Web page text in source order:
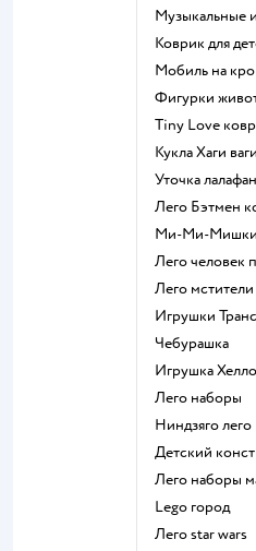
Музыкальные
Коврик для
Мобиль на
Фигурки
Tiny Love
Кукла Хаги ваги
Уточка
Лего Бэтмен
Ми-Ми-
Лего человек
Лего мстители
Игрушки
Чебурашка
Игрушка
Лего наборы
Ниндзяго лего
Детский
Лего наборы
Lego город
Лего star wars